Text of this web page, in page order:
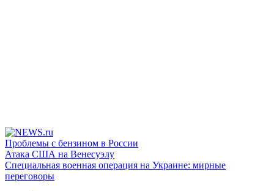
Проблемы с бензином в России
Атака США на Венесуэлу
Специальная военная операция на Украине: мирные
переговоры